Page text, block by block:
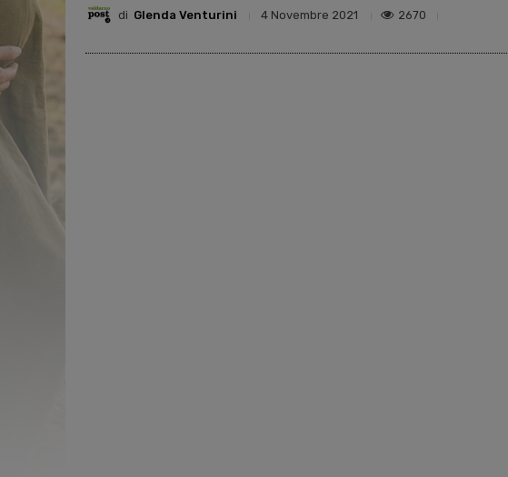
di Glenda Venturini 4 Novembre 2021 2670